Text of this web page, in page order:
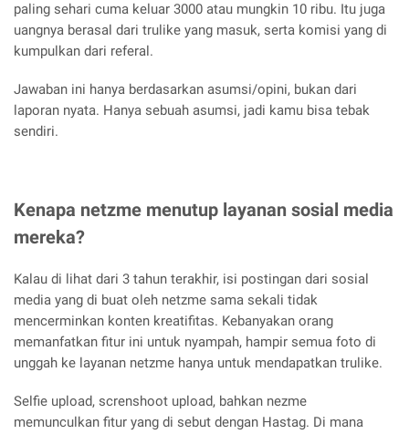
paling sehari cuma keluar 3000 atau mungkin 10 ribu. Itu juga
uangnya berasal dari trulike yang masuk, serta komisi yang di
kumpulkan dari referal.
Jawaban ini hanya berdasarkan asumsi/opini, bukan dari
laporan nyata. Hanya sebuah asumsi, jadi kamu bisa tebak
sendiri.
Kenapa netzme menutup layanan sosial media
mereka?
Kalau di lihat dari 3 tahun terakhir, isi postingan dari sosial
media yang di buat oleh netzme sama sekali tidak
mencerminkan konten kreatifitas. Kebanyakan orang
memanfatkan fitur ini untuk nyampah, hampir semua foto di
unggah ke layanan netzme hanya untuk mendapatkan trulike.
Selfie upload, screnshoot upload, bahkan nezme
memunculkan fitur yang di sebut dengan Hastag. Di mana